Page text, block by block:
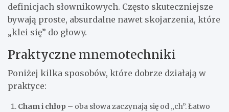
definicjach słownikowych. Często skuteczniejsze
bywają proste, absurdalne nawet skojarzenia, które
„klei się” do głowy.
Praktyczne mnemotechniki
Poniżej kilka sposobów, które dobrze działają w
praktyce:
Cham i chłop – oba słowa zaczynają się od „ch”. Łatwo